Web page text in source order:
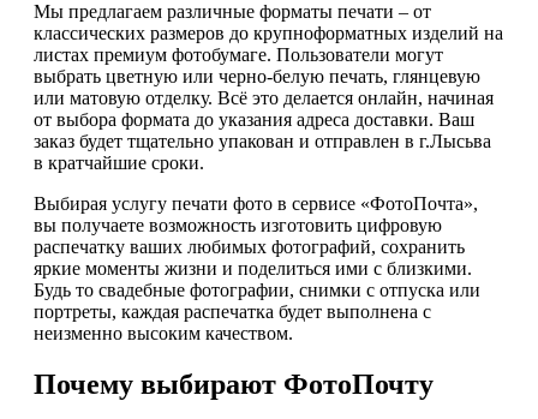
Мы предлагаем различные форматы печати – от
классических размеров до крупноформатных изделий на
листах премиум фотобумаге. Пользователи могут
выбрать цветную или черно-белую печать, глянцевую
или матовую отделку. Всё это делается онлайн, начиная
от выбора формата до указания адреса доставки. Ваш
заказ будет тщательно упакован и отправлен в г.Лысьва
в кратчайшие сроки.
Выбирая услугу печати фото в сервисе «ФотоПочта»,
вы получаете возможность изготовить цифровую
распечатку ваших любимых фотографий, сохранить
яркие моменты жизни и поделиться ими с близкими.
Будь то свадебные фотографии, снимки с отпуска или
портреты, каждая распечатка будет выполнена с
неизменно высоким качеством.
Почему выбирают ФотоПочту